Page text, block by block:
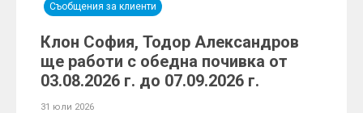
Съобщения за клиенти
Клон София, Тодор Александров
ще работи с обедна почивка от
03.08.2026 г. до 07.09.2026 г.
31 юли 2026